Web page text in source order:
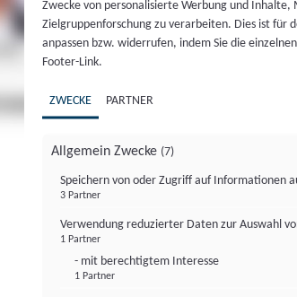
Zwecke von personalisierte Werbung und
Zielgruppenforschung zu verarbeiten. Dies ist für
anpassen bzw. widerrufen, indem Sie die
Footer-Link.
ZWECKE PARTNER
Allgemein Zwecke (7)
Speichern von oder Zugriff auf Informationen
3 Partner
Verwendung reduzierter Daten zur Auswahl
1 Partner
- mit berechtigtem Interesse
1 Partner